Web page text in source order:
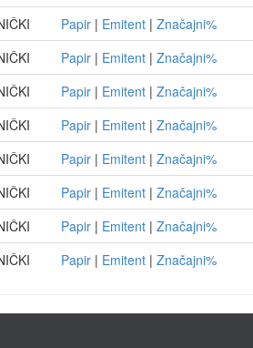
Papir | Emitent | Značajni%
Papir | Emitent | Značajni%
Papir | Emitent | Značajni%
Papir | Emitent | Značajni%
Papir | Emitent | Značajni%
Papir | Emitent | Značajni%
Papir | Emitent | Značajni%
Papir | Emitent | Značajni%